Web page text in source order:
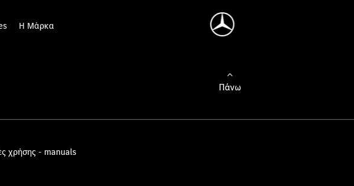
Η Μάρκα
Πάνω
χρήσης - manuals